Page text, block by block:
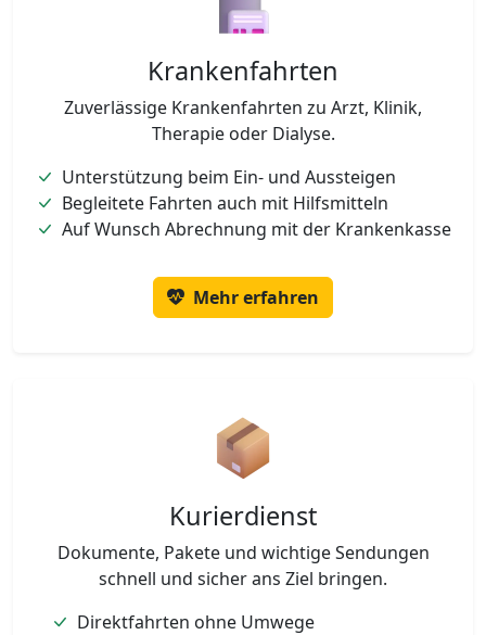
Krankenfahrten
Zuverlässige Krankenfahrten zu Arzt, Klinik,
Therapie oder Dialyse.
Unterstützung beim Ein- und Aussteigen
Begleitete Fahrten auch mit Hilfsmitteln
Auf Wunsch Abrechnung mit der Krankenkasse
Mehr erfahren
Kurierdienst
Dokumente, Pakete und wichtige Sendungen
schnell und sicher ans Ziel bringen.
Direktfahrten ohne Umwege